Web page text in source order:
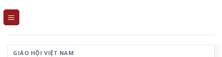
GIÁO HỘI VIỆT NAM